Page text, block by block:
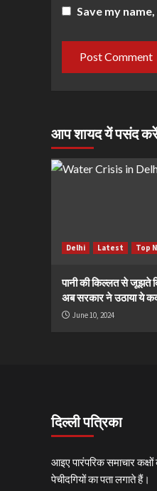
Save my
आप शायद यें पसंद
Delhi Latest Top
पानी की किल्लत से जूझते
अब सरकार ने उठाया ये
June 10, 2024
दिल्ली पत्रिका
आइए पारंपरिक समाचार
पेचीदगियों का पता लगाते हैं।